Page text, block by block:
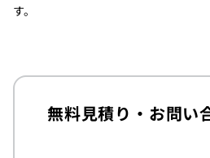
す。
無料見積り・お問い